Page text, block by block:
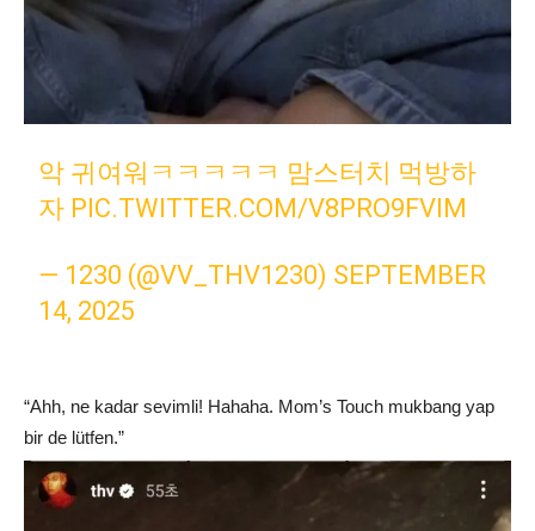
악 귀여워ㅋㅋㅋㅋㅋ 맘스터치 먹방하
자 PIC.TWITTER.COM/V8PRO9FVIM
— 1230 (@VV_THV1230) SEPTEMBER
14, 2025
“Ahh, ne kadar sevimli! Hahaha. Mom’s Touch mukbang yap
bir de lütfen.”